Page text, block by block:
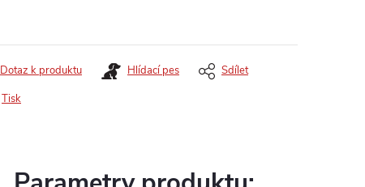
Tisk
Dotaz k produktu Hlídací pes Sdílet